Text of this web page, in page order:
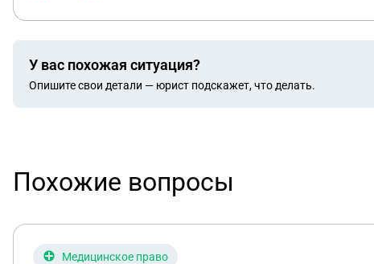
У вас похожая ситуация?
Опишите свои детали — юрист подскажет, что делать.
Похожие вопросы
Медицинское право